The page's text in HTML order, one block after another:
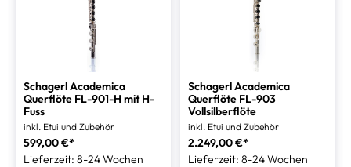
Schagerl Academica
Querflöte FL-901-H mit H-
Fuss
inkl. Etui und Zubehör
599,00 €*
Lieferzeit: 8-24 Wochen
Schagerl Academica
Querflöte FL-903
Vollsilberflöte
inkl. Etui und Zubehör
2.249,00 €*
Lieferzeit: 8-24 Wochen